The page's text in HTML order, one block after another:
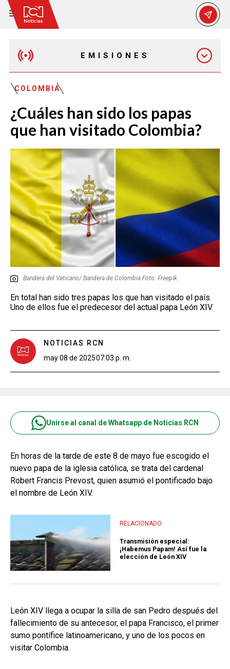
EMISIONES
EMISIÓN 12:30 PM
EMISIÓN 7:00 PM
EMISIÓN 11:30 PM
COLOMBIA
¿Cuáles han sido los papas
que han visitado Colombia?
Bandera del Vaticano/ Bandera de Colombia Foto: Freepik.
En total han sido tres papas los que han visitado el país.
Uno de ellos fue el predecesor del actual papa León XIV.
NOTICIAS RCN
may 08 de 202507:03 p. m.
Unirse al canal de Whatsapp de Noticias RCN
En horas de la tarde de este 8 de mayo fue escogido el
nuevo papa de la iglesia católica, se trata del cardenal
Robert Francis Prevost, quien asumió el pontificado bajo
el nombre de León XIV.
RELACIONADO
Transmisión especial:
¡Habemus Papam! Así fue la
elección de León XIV
León XIV llega a ocupar la silla de san Pedro después del
fallecimiento de su antecesor, el papa Francisco, el primer
sumo pontífice latinoamericano, y uno de los pocos en
visitar Colombia.